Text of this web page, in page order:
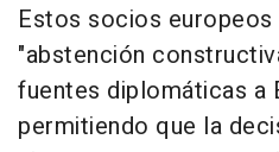
Estos socios europeos
"abstención
fuentes diplomáticas a
permitiendo que la